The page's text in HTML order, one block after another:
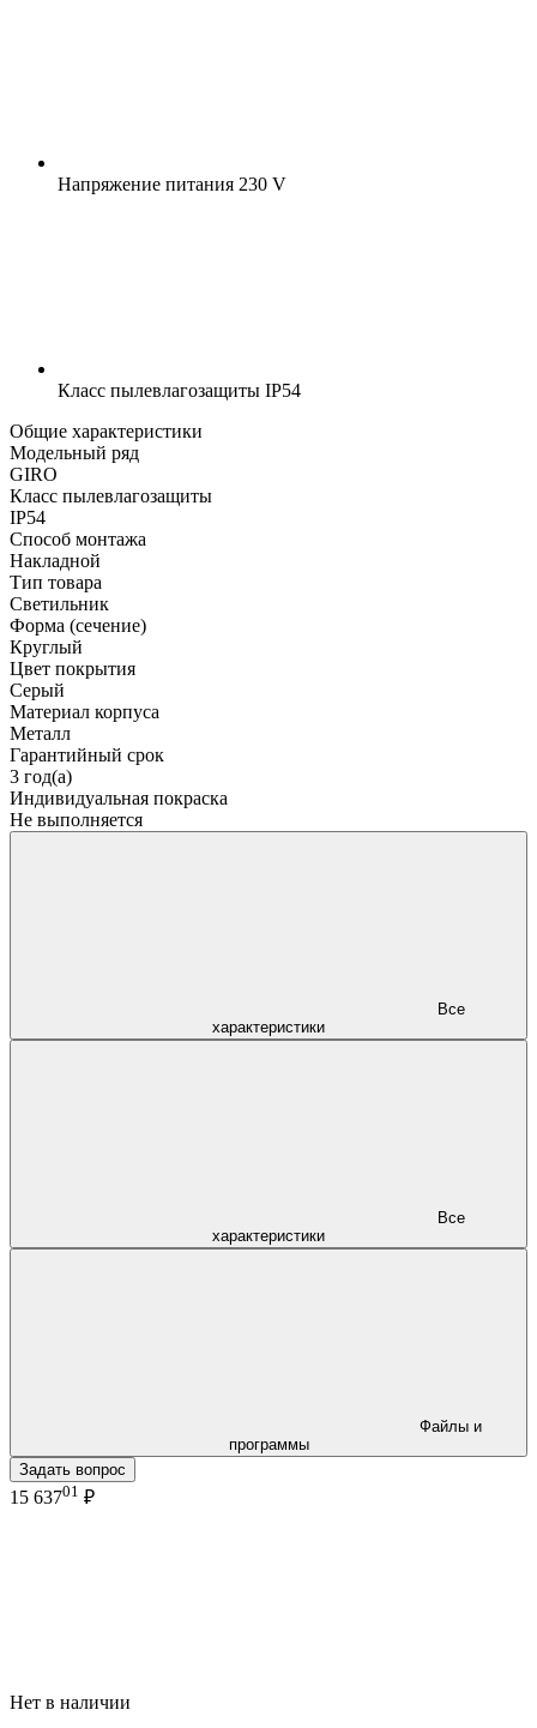
Напряжение питания 230 V
Класс пылевлагозащиты IP54
Общие характеристики
Модельный ряд
GIRO
Класс пылевлагозащиты
IP54
Способ монтажа
Накладной
Тип товара
Светильник
Форма (сечение)
Круглый
Цвет покрытия
Серый
Материал корпуса
Металл
Гарантийный срок
3 год(а)
Индивидуальная покраска
Не выполняется
характеристики
характеристики
программы
Задать вопрос
15 63701 ₽
Нет в наличии